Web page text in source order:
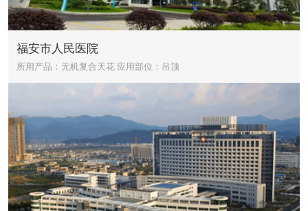
福安市人民医院
所用产品：无机复合天花 应用部位：吊顶